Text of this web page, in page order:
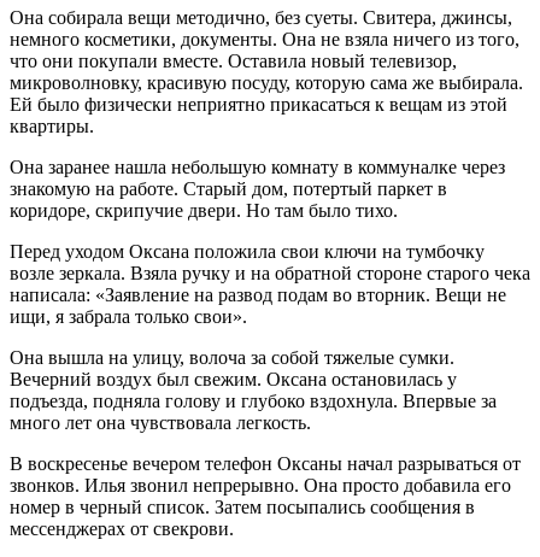
Она собирала вещи методично, без суеты. Свитера, джинсы,
немного косметики, документы. Она не взяла ничего из того,
что они покупали вместе. Оставила новый телевизор,
микроволновку, красивую посуду, которую сама же выбирала.
Ей было физически неприятно прикасаться к вещам из этой
квартиры.
Она заранее нашла небольшую комнату в коммуналке через
знакомую на работе. Старый дом, потертый паркет в
коридоре, скрипучие двери. Но там было тихо.
Перед уходом Оксана положила свои ключи на тумбочку
возле зеркала. Взяла ручку и на обратной стороне старого чека
написала: «Заявление на развод подам во вторник. Вещи не
ищи, я забрала только свои».
Она вышла на улицу, волоча за собой тяжелые сумки.
Вечерний воздух был свежим. Оксана остановилась у
подъезда, подняла голову и глубоко вздохнула. Впервые за
много лет она чувствовала легкость.
В воскресенье вечером телефон Оксаны начал разрываться от
звонков. Илья звонил непрерывно. Она просто добавила его
номер в черный список. Затем посыпались сообщения в
мессенджерах от свекрови.